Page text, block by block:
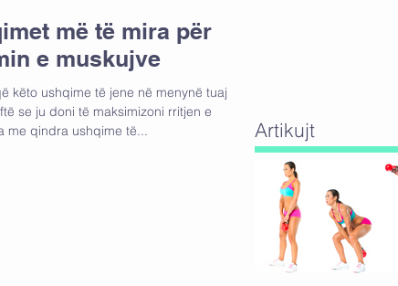
më të mira për
e muskujve
ushqime të jene në menynë tuaj
se ju doni të maksimizoni rritjen e
me qindra ushqime të...
Artikujt